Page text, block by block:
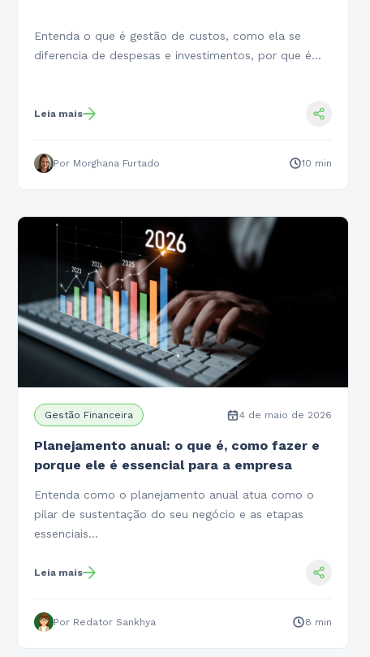
Entenda o que é gestão de custos, como ela se
diferencia de despesas e investimentos, por que é…
Leia mais
Por Morghana Furtado 10 min
Gestão Financeira 4 de maio de 2026
Planejamento anual: o que é, como fazer e
porque ele é essencial para a empresa
Entenda como o planejamento anual atua como o
pilar de sustentação do seu negócio e as etapas
essenciais…
Leia mais
Por Redator Sankhya 8 min